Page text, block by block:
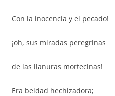
Con la inocencia y el pecado!
¡oh, sus miradas peregrinas
de las llanuras mortecinas!
Era beldad hechizadora;